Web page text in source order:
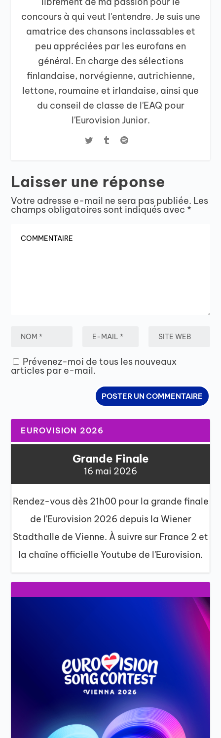
concours à qui veut l'entendre. Je suis une
amatrice des chansons inclassables et
peu appréciées par les eurofans en
général. En charge des sélections
finlandaise, norvégienne, autrichienne,
lettone, roumaine et irlandaise, ainsi que
du conseil de classe de l'EAQ pour
l'Eurovision Junior.
Laisser une réponse
Votre adresse e-mail ne sera pas publiée. Les
champs obligatoires sont indiqués avec *
Prévenez-moi de tous les nouveaux
articles par e-mail.
EUROVISION 2026
Grande Finale
16 mai 2026
Rendez-vous dès 21h00 pour la grande finale
de l'Eurovision 2026 depuis la Wiener
Stadthalle de Vienne. À suivre sur France 2 et
la chaîne officielle Youtube de l'Eurovision.